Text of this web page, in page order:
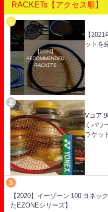
RACKETs【アクセス順】
【2021
ットを
Vコア
くパワ
ラケッ
【2020】イーゾーン 100 ヨネッ
たEZONEシリーズ】